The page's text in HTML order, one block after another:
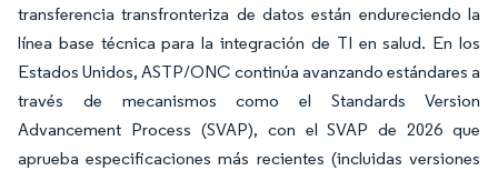
transferencia transfronteriza de datos están endureciendo la
línea base técnica para la integración de TI en salud. En los
Estados Unidos, ASTP/ONC continúa avanzando estándares a
través de mecanismos como el Standards Version
Advancement Process (SVAP), con el SVAP de 2026 que
aprueba especificaciones más recientes (incluidas versiones